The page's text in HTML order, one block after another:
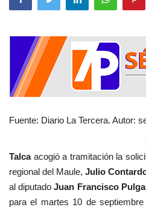
Fuente: Diario La Tercera. Autor:
Talca acogió a tramitación la
regional del Maule, Julio
al diputado Juan Francisco
para el martes 10 de